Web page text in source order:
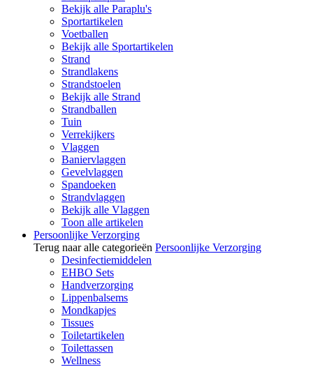
Bekijk alle Paraplu's
Sportartikelen
Voetballen
Bekijk alle Sportartikelen
Strand
Strandlakens
Strandstoelen
Bekijk alle Strand
Strandballen
Tuin
Verrekijkers
Vlaggen
Baniervlaggen
Gevelvlaggen
Spandoeken
Strandvlaggen
Bekijk alle Vlaggen
Toon alle artikelen
Persoonlijke Verzorging
Terug naar alle categorieën Persoonlijke Verzorging
Desinfectiemiddelen
EHBO Sets
Handverzorging
Lippenbalsems
Mondkapjes
Tissues
Toiletartikelen
Toilettassen
Wellness